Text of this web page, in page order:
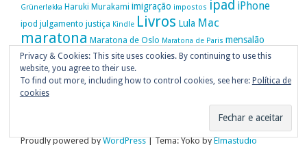
Grünerløkka Haruki Murakami imigração impostos ipad iPhone
ipod julgamento justiça Kindle Livros Lula Mac
maratona Maratona de Oslo Maratona de Paris mensalão
movimento passe livre música nike Noruega OAB OiOsloPolítica
Portugal Privacidade protestos PT
Vitória da Conquista
Proudly powered byWordPress|Tema: Yoko byElmastudio
Privacy & Cookies: This site uses cookies. By continuing to use this
website, you agree to their use.
To find out more, including how to control cookies, see here: Política de
cookies